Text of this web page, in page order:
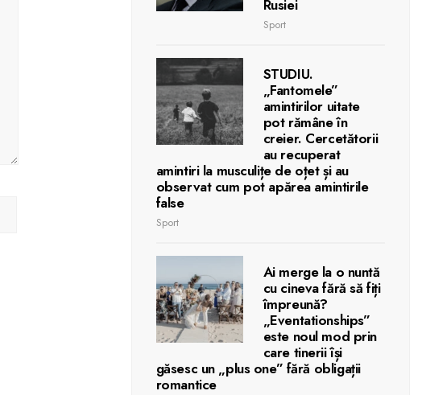
Rusiei
Sport
STUDIU.
„Fantomele”
amintirilor uitate
pot rămâne în
creier. Cercetătorii
au recuperat
amintiri la musculițe de oțet și au
observat cum pot apărea amintirile
false
Sport
Ai merge la o nuntă
cu cineva fără să fiți
împreună?
„Eventationships”
este noul mod prin
care tinerii își
găsesc un „plus one” fără obligații
romantice